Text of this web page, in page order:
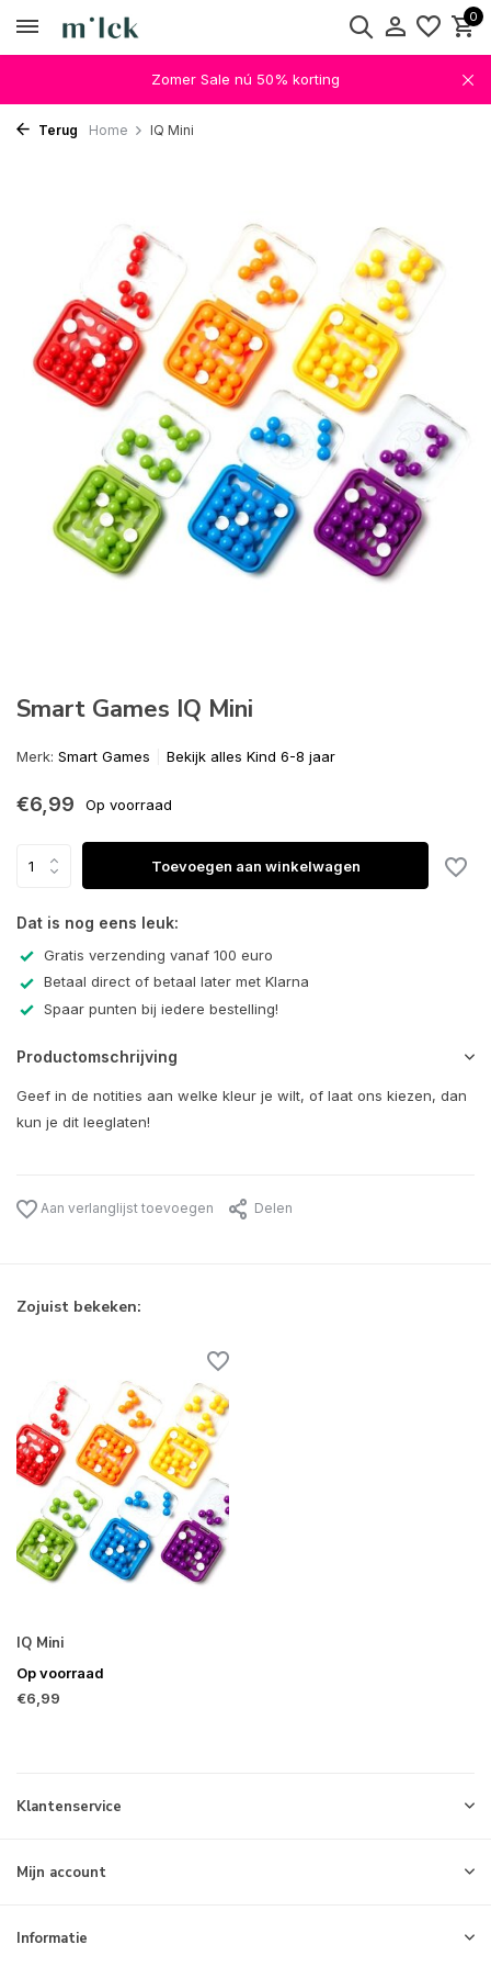
0
Zomer Sale nú 50% korting
Terug Home IQ Mini
Smart Games IQ Mini
Merk: Smart Games Bekijk alles Kind 6-8 jaar
€6,99 Op voorraad
Toevoegen aan winkelwagen
Dat is nog eens leuk:
Gratis verzending vanaf 100 euro
Betaal direct of betaal later met Klarna
Spaar punten bij iedere bestelling!
Productomschrijving
Geef in de notities aan welke kleur je wilt, of laat ons kiezen, dan
kun je dit leeglaten!
Aan verlanglijst toevoegen Delen
Zojuist bekeken:
IQ Mini
Op voorraad
€6,99
Klantenservice
Mijn account
Informatie